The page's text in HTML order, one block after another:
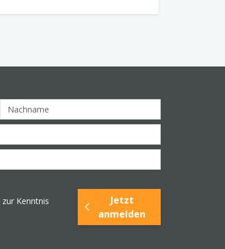
zur Kenntnis
Jetzt
anmelden